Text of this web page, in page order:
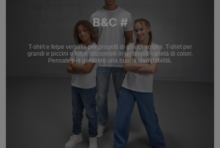
B&C #
T-shirt e felpe versatili per progetti di grandi volumi. T-shirt per
grandi e piccini e felpe disponibili in un'ampia varietà di colori.
Pensate per garantire una buona stampabilità.